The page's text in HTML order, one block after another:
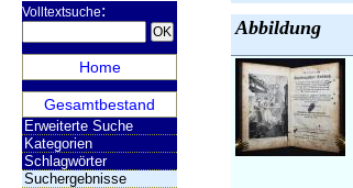
Volltextsuche:
Home
Gesamtbestand
Erweiterte Suche
Kategorien
Schlagwörter
Suchergebnisse
Abbildung